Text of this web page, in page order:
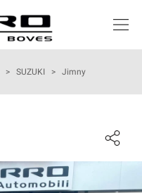
> SUZUKI > Jimny